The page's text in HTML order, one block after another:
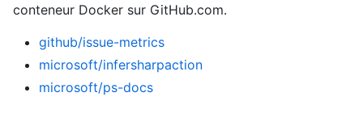
conteneur Docker sur GitHub.com.
github/issue-metrics
microsoft/infersharpaction
microsoft/ps-docs